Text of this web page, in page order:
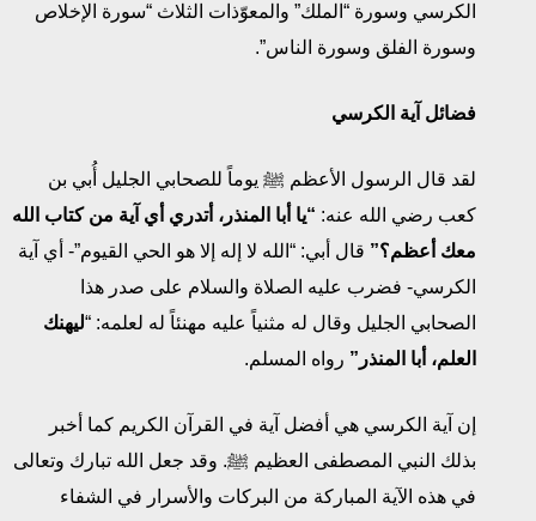
الكرسي وسورة “الملك” والمعوّذات الثلاث “سورة الإخلاص
وسورة الفلق وسورة الناس”.
فضائل آية الكرسي
لقد قال الرسول الأعظم ﷺ يوماً للصحابي الجليل أُبي بن
كعب رضي الله عنه: “يا أبا المنذر، أتدري أي آية من كتاب الله
معك أعظم؟” قال أبي: “الله لا إله إلا هو الحي القيوم”- أي آية
الكرسي- فضرب عليه الصلاة والسلام على صدر هذا
الصحابي الجليل وقال له مثنياً عليه مهنئاً له لعلمه: “ليهنك
العلم، أبا المنذر” رواه المسلم.
إن آية الكرسي هي أفضل آية في القرآن الكريم كما أخبر
بذلك النبي المصطفى العظيم ﷺ. وقد جعل الله تبارك وتعالى
في هذه الآية المباركة من البركات والأسرار في الشفاء